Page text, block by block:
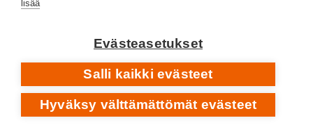
vuosien isoimpia hittejä.
IBE: BLONDINA • ALBUMILTARÄPPÄRI
lisää
Evästeasetukset
Salli kaikki evästeet
Hyväksy välttämättömät evästeet